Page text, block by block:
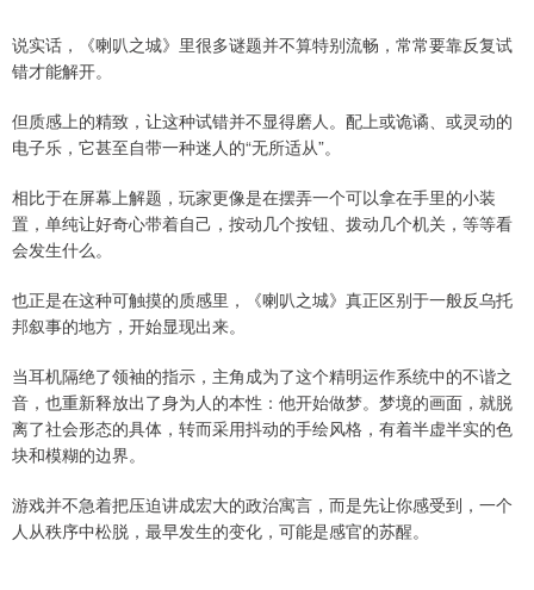
说实话，《喇叭之城》里很多谜题并不算特别流畅，常常要靠反复试
错才能解开。
但质感上的精致，让这种试错并不显得磨人。配上或诡谲、或灵动的
电子乐，它甚至自带一种迷人的“无所适从”。
相比于在屏幕上解题，玩家更像是在摆弄一个可以拿在手里的小装
置，单纯让好奇心带着自己，按动几个按钮、拨动几个机关，等等看
会发生什么。
也正是在这种可触摸的质感里，《喇叭之城》真正区别于一般反乌托
邦叙事的地方，开始显现出来。
当耳机隔绝了领袖的指示，主角成为了这个精明运作系统中的不谐之
音，也重新释放出了身为人的本性：他开始做梦。梦境的画面，就脱
离了社会形态的具体，转而采用抖动的手绘风格，有着半虚半实的色
块和模糊的边界。
游戏并不急着把压迫讲成宏大的政治寓言，而是先让你感受到，一个
人从秩序中松脱，最早发生的变化，可能是感官的苏醒。